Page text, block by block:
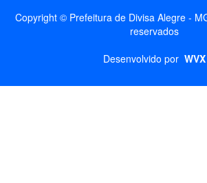
Copyright © Prefeitura de Divisa Alegre -
reservados
Desenvolvido por WVX